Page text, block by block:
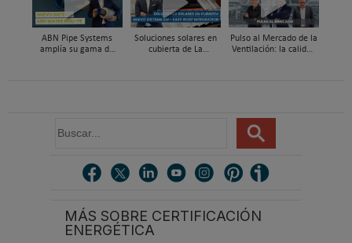
ABN Pipe Systems
amplía su gama de
Soluciones solares en
cubierta de La
Pulso al Mercado de la
Ventilación: la calidad
u
MÁS SOBRE CERTIFICACIÓN
ENERGÉTICA